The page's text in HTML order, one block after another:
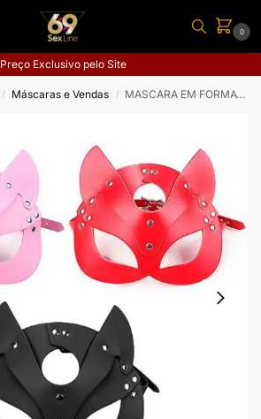
0
Preço Exclusivo pelo Site
/ Máscaras e Vendas / MASCARA EM FORMATO DE GATO